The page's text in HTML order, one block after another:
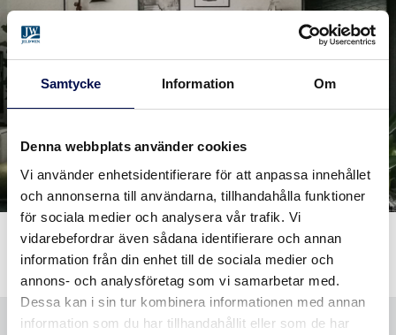
Samtycke Information Om
Denna webbplats använder cookies
Vi använder enhetsidentifierare för att anpassa innehållet
och annonserna till användarna, tillhandahålla funktioner
för sociala medier och analysera vår trafik. Vi
vidarebefordrar även sådana identifierare och annan
information från din enhet till de sociala medier och
annons- och analysföretag som vi samarbetar med.
Dessa kan i sin tur kombinera informationen med annan
information som du har tillhandahållit eller som de har